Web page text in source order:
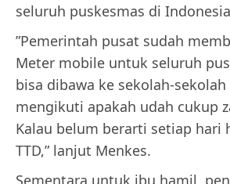
seluruh puskesmas di
”Pemerintah pusat sudah
Meter mobile untuk seluruh
bisa dibawa ke sekolah-
mengikuti apakah udah cukup
Kalau belum berarti setiap hari
TTD,” lanjut Menkes.
Sementara untuk ibu hamil,